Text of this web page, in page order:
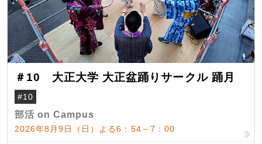
＃10 大正大学 大正盆踊りサークル 踊月
#10
部活 on Campus
2026年8月9日（日）よる6：54～7：00